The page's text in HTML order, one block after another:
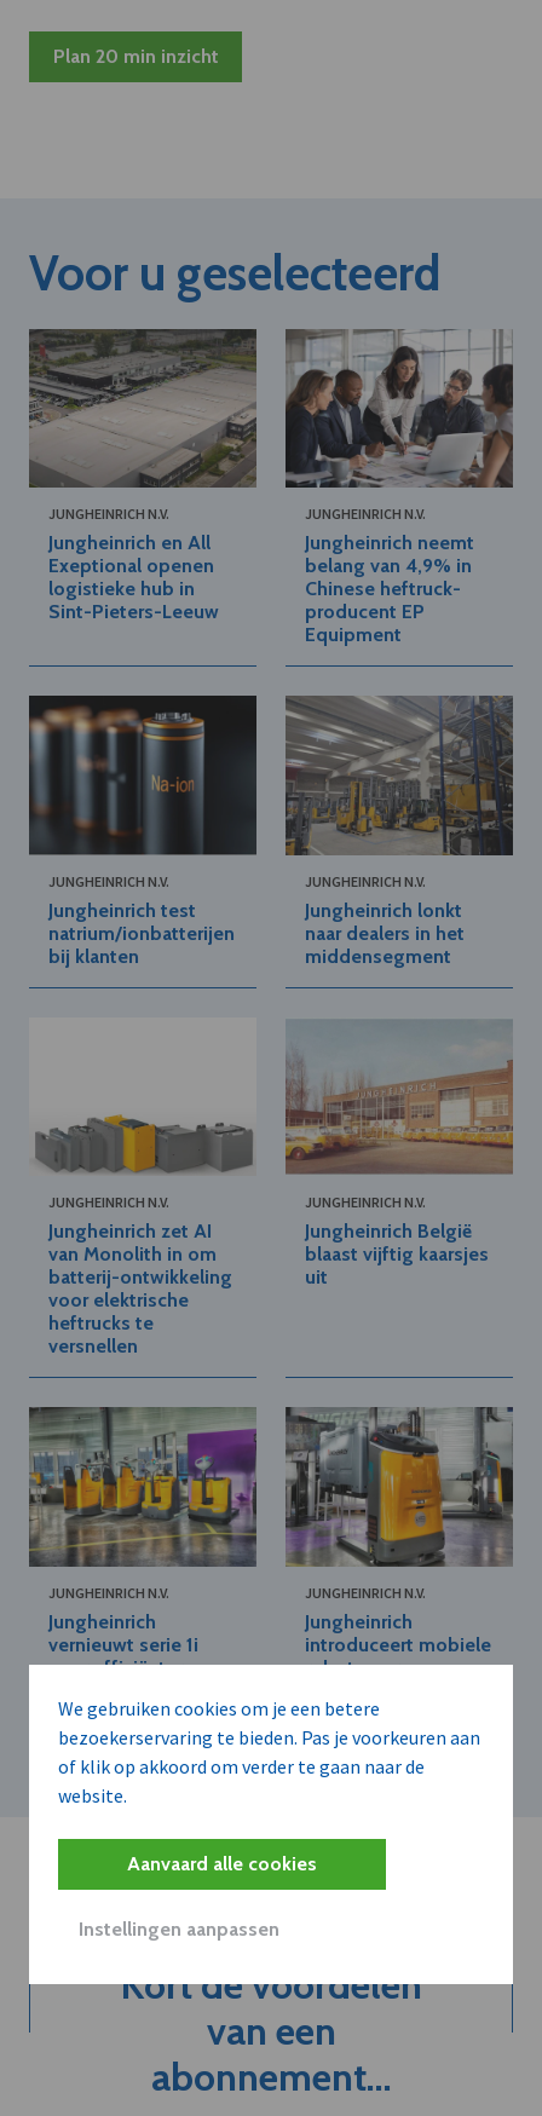
We gebruiken cookies om je een betere
bezoekerservaring te bieden. Pas je voorkeuren aan
of klik op akkoord om verder te gaan naar de
website.
Aanvaard alle cookies
Instellingen aanpassen
Plan 20 min inzicht
Voor u geselecteerd
JUNGHEINRICH N.V.
Jungheinrich en All
Exeptional openen
logistieke hub in
Sint-Pieters-Leeuw
JUNGHEINRICH N.V.
Jungheinrich neemt
belang van 4,9% in
Chinese heftruck-
producent EP
Equipment
JUNGHEINRICH N.V.
Jungheinrich test
natrium/ionbatterijen
bij klanten
JUNGHEINRICH N.V.
Jungheinrich lonkt
naar dealers in het
middensegment
JUNGHEINRICH N.V.
Jungheinrich zet AI
van Monolith in om
batterij-ontwikkeling
voor elektrische
heftrucks te
versnellen
JUNGHEINRICH N.V.
Jungheinrich België
blaast vijftig kaarsjes
uit
JUNGHEINRICH N.V.
Jungheinrich
vernieuwt serie 1i
voor efficiëntere en
intralogistiek
JUNGHEINRICH N.V.
Jungheinrich
introduceert mobiele
robot voor
hefprocessen op
grote hoogte
Kort de voordelen
van een
abonnement...